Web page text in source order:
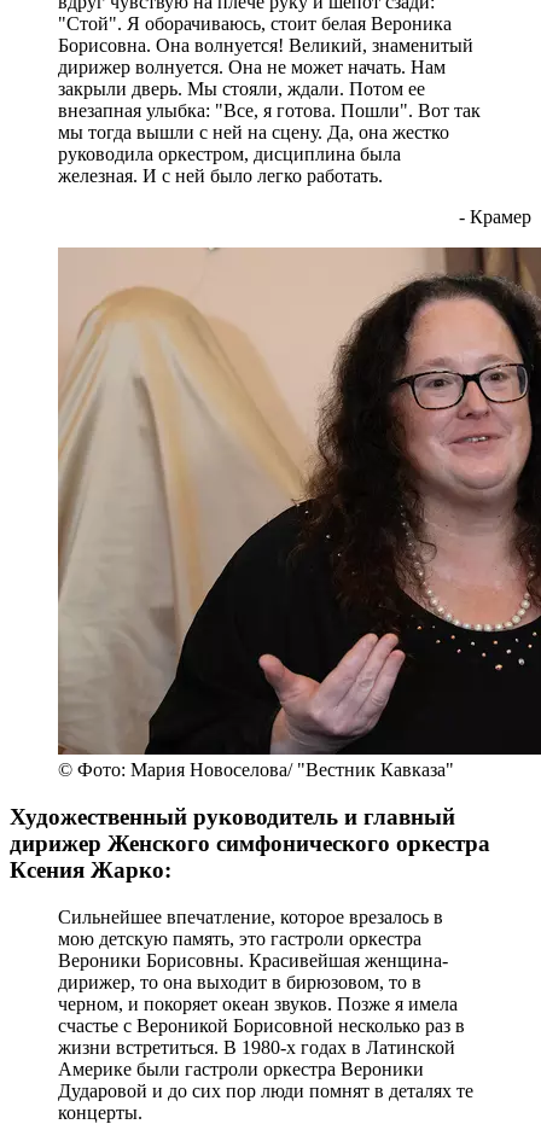
"Стой". Я оборачиваюсь, стоит белая Вероника
Борисовна. Она волнуется! Великий, знаменитый
дирижер волнуется. Она не может начать. Нам
закрыли дверь. Мы стояли, ждали. Потом ее
внезапная улыбка: "Все, я готова. Пошли". Вот так
мы тогда вышли с ней на сцену. Да, она жестко
руководила оркестром, дисциплина была
железная. И с ней было легко работать.
- Крамер
© Фото: Мария Новоселова/ "Вестник Кавказа"
Художественный руководитель и главный
дирижер Женского симфонического оркестра
Ксения Жарко:
Сильнейшее впечатление, которое врезалось в
мою детскую память, это гастроли оркестра
Вероники Борисовны. Красивейшая женщина-
дирижер, то она выходит в бирюзовом, то в
черном, и покоряет океан звуков. Позже я имела
счастье с Вероникой Борисовной несколько раз в
жизни встретиться. В 1980-х годах в Латинской
Америке были гастроли оркестра Вероники
Дударовой и до сих пор люди помнят в деталях те
концерты.